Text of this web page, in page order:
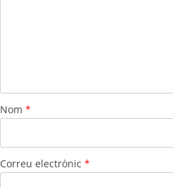
Nom *
Correu electrònic *